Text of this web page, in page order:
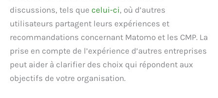
discussions, tels que celui-ci, où d’autres
utilisateurs partagent leurs expériences et
recommandations concernant Matomo et les CMP. La
prise en compte de l’expérience d’autres entreprises
peut aider à clarifier des choix qui répondent aux
objectifs de votre organisation.